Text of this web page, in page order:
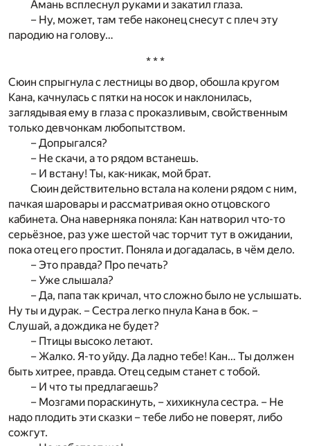
Амань всплеснул руками и закатил глаза.
– Ну, может, там тебе наконец снесут с плеч эту
пародию на голову…
* * *
Сюин спрыгнула с лестницы во двор, обошла кругом
Кана, качнулась с пятки на носок и наклонилась,
заглядывая ему в глаза с проказливым, свойственным
только девчонкам любопытством.
– Допрыгался?
– Не скачи, а то рядом встанешь.
– И встану! Ты, как-никак, мой брат.
Сюин действительно встала на колени рядом с ним,
пачкая шаровары и рассматривая окно отцовского
кабинета. Она наверняка поняла: Кан натворил что-то
серьёзное, раз уже шестой час торчит тут в ожидании,
пока отец его простит. Поняла и догадалась, в чём дело.
– Это правда? Про печать?
– Уже слышала?
– Да, папа так кричал, что сложно было не услышать.
Ну ты и дурак. – Сестра легко пнула Кана в бок. –
Слушай, а дождика не будет?
– Птицы высоко летают.
– Жалко. Я-то уйду. Да ладно тебе! Кан… Ты должен
быть хитрее, правда. Отец седым станет с тобой.
– И что ты предлагаешь?
– Мозгами пораскинуть, – хихикнула сестра. – Не
надо плодить эти сказки – тебе либо не поверят, либо
сожгут.